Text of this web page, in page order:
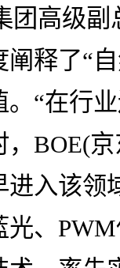
团高级
释了“
。“在行
，BOE(
进入该领
光、